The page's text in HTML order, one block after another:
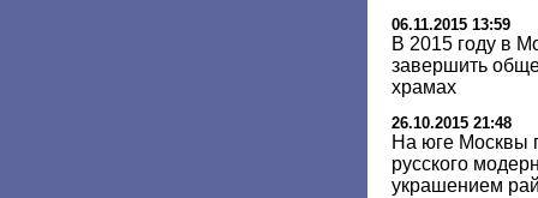
06.11.2015 13:59
В 2015 году в
завершить
храмах
26.10.2015 21:48
На юге Москвы
русского
украшением